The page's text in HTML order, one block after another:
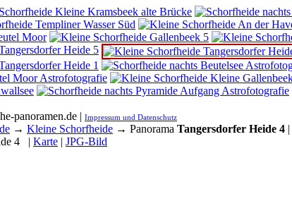
panoramen.de | Impressum und Datenschutz
→ Kleine Schorfheide → Panorama Tangersdorfer Heide 4 |
4 | Karte | JPG-Bild